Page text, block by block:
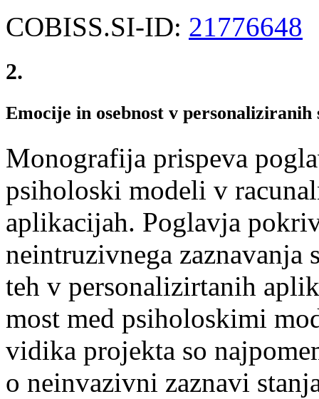
COBISS.SI-ID: 21776648
2.
Emocije in osebnost v
Monografija prispeva
psiholoski modeli v
aplikacijah. Poglavja
neintruzivnega zaznavanja
teh v personalizirtanih
most med psiholoskimi
vidika projekta so
o neinvazivni zaznavi